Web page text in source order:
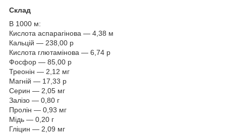
Склад
В 1000 м:
Кислота аспарагінова — 4,38 м
Кальцій — 238,00 р
Кислота глютамінова — 6,74 р
Фосфор — 85,00 р
Треонін — 2,12 мг
Магній — 17,33 р
Серин — 2,05 мг
Залізо — 0,80 г
Пролін — 0,93 мг
Мідь — 0,20 г
Гліцин — 2,09 мг